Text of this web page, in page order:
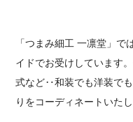
「つまみ細工 一凛堂」で
イドでお受けしています
式など‥和装でも洋装で
りをコーディネートいたし